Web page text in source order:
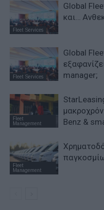
Fleet Services
Global
και…
Fleet Services
Global
manager;
Fleet
Management
Benz &
Fleet
Management